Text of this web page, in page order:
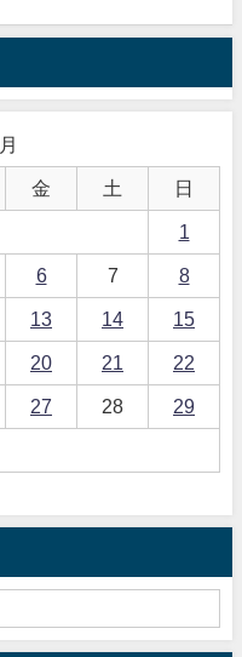
金 土 日
1
6 7 8
13 14 15
20 21 22
27 28 29